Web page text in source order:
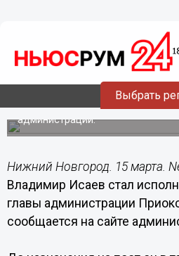
Выбрать
Владимир Исаев
администрацию
Нижнего Новгорода
Он назначен исполняющим
администрации.
Нижний Новгород. 15 марта.
Владимир Исаев стал
главы администрации
сообщается на сайте